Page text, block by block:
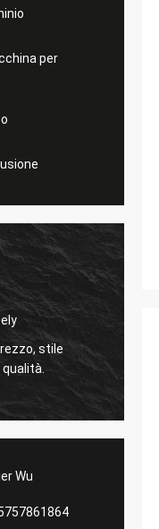
per
12000 metri
dell'avorio.
Wu